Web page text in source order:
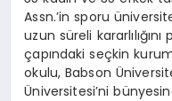
Assn.’in sporu
uzun süreli
çapındaki seçkin
okulu, Babson Ü
Üniversitesi’ni